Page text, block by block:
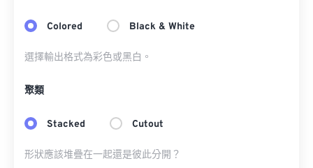
Colored Black & White
選擇輸出格式為彩色或黑白。
聚類
Stacked Cutout
形狀應該堆疊在一起還是彼此分開？